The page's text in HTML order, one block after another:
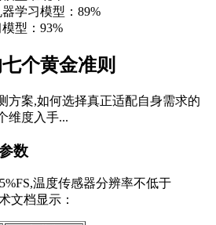
学习模型：89%
型：93%
个黄金准则
方案,如何选择真正适配自身需求的
维度入手...
数
温度传感器分辨率不低于
文档显示：